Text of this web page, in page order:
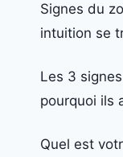
Signes du
intuition se
Les 3
pourquoi ils
Quel est